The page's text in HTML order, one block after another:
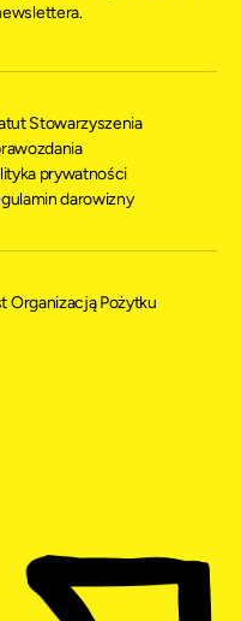
Organizacją Pożytku
Stowarzyszenia
prywatności
darowizny